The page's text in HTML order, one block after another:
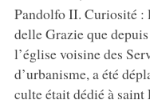
Pandolfo II. Curiosité :
delle Grazie que
l’église voisine des
d’urbanisme, a été
culte était dédié à saint